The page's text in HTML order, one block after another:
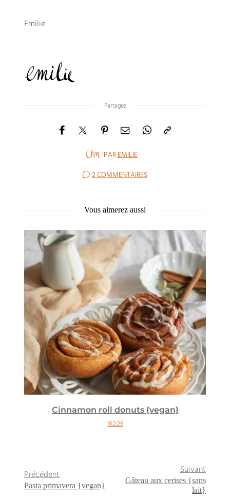
Emilie
Partagez
PAREMILIE
2 COMMENTAIRES
Vous aimerez aussi
Cinnamon roll donuts {vegan}
18.2.26
Précédent
Pasta primavera {vegan}
Suivant
Gâteau aux cerises {sans
lait}